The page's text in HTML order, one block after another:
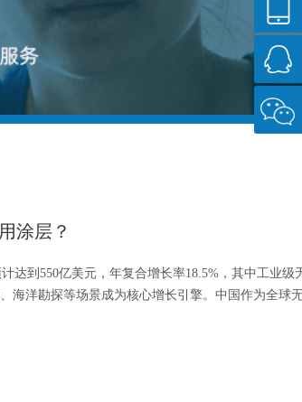
涂层？
达到550亿美元，年复合增长率18.5%，其中工业级
海洋勘探等场景成为核心增长引擎。中国作为全球